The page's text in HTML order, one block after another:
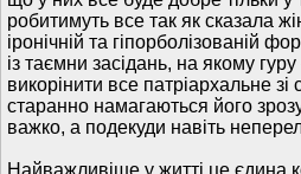
робитимуть все так як сказала
іронічній та гіпорболізованій
із таємни засідань, на якому
викорінити все патріархальне зі
старанно намагаються його
важко, а подекуди навіть
Найважливіше у житті це єдина